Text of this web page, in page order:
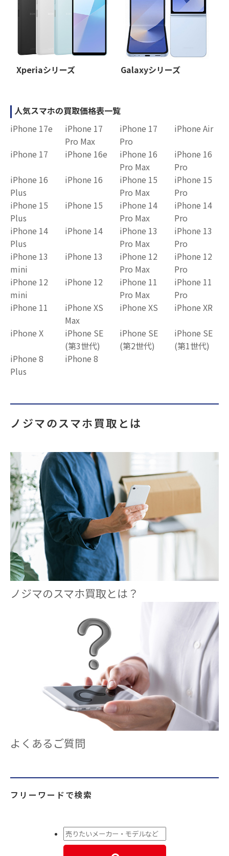
Xperiaシリーズ Galaxyシリーズ
人気スマホの買取価格表一覧
iPhone 17e
iPhone 17
Pro Max
iPhone 17
Pro
iPhone Air
iPhone 17 iPhone 16e
iPhone 16
Pro Max
iPhone 16
Pro
iPhone 16
Plus
iPhone 16
iPhone 15
Pro Max
iPhone 15
Pro
iPhone 15
Plus
iPhone 15
iPhone 14
Pro Max
iPhone 14
Pro
iPhone 14
Plus
iPhone 14
iPhone 13
Pro Max
iPhone 13
Pro
iPhone 13
mini
iPhone 13
iPhone 12
Pro Max
iPhone 12
Pro
iPhone 12
mini
iPhone 12
iPhone 11
Pro Max
iPhone 11
Pro
iPhone 11
iPhone XS
Max
iPhone XS iPhone XR
iPhone X
iPhone SE
(第3世代)
iPhone SE
(第2世代)
iPhone SE
(第1世代)
iPhone 8
Plus
iPhone 8
ノジマのスマホ買取とは
ノジマのスマホ買取とは？
よくあるご質問
フリーワードで検索